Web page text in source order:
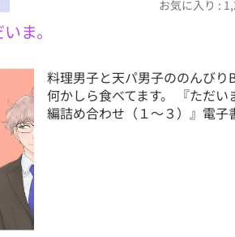
お気に入り :
ま。
料理男子と天パ男子ののんび
何かしら食べてます。 『ただ
編詰め合わせ（１～３）』電子